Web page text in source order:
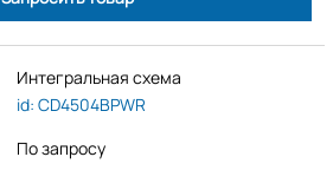
Интегральная схема
id: CD4504BPWR
По запросу